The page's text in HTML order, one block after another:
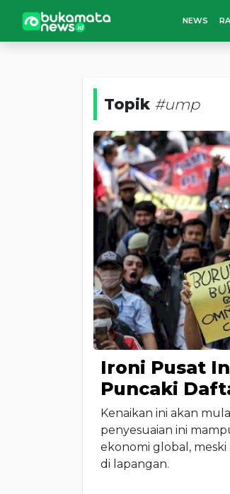
NEWS
Topik #ump
Ironi Pusat
Puncaki
Kenaikan ini akan
penyesuaian ini
ekonomi global,
di lapangan.